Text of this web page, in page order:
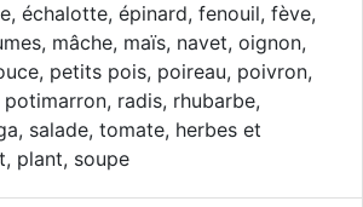
échalotte, épinard, fenouil, fève,
mâche, maïs, navet, oignon,
petits pois, poireau, poivron,
radis, rhubarbe,
salade, tomate, herbes et
plant, soupe